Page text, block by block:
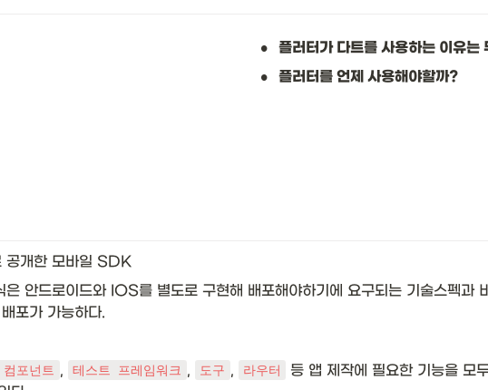
• 플러터가 다트를 사용하는 이유는
• 플러터를 언제 사용해야할까?
공개한 모바일 SDK
은 안드로이드와 IOS를 별도로 구현해 배포해야하기에 요구되는 기술스펙과
포가 가능하다.
포넌트 , 테스트 프레임워크 , 도구 , 라우터
등 앱 제작에 필요한 기능을 모